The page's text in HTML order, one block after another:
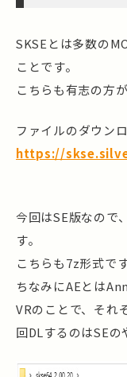
SKSEとは多数の
ことです。
こちらも有志の方
ファイルのダウン
https://
今回はSE版なので
す。
こちらも7z形式です
ちなみにAEとは
VRのことで、それ
回DLするのはSEの